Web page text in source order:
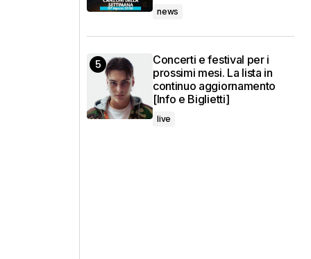
news
Concerti e festival per i
prossimi mesi. La lista in
continuo aggiornamento
[Info e Biglietti]
live